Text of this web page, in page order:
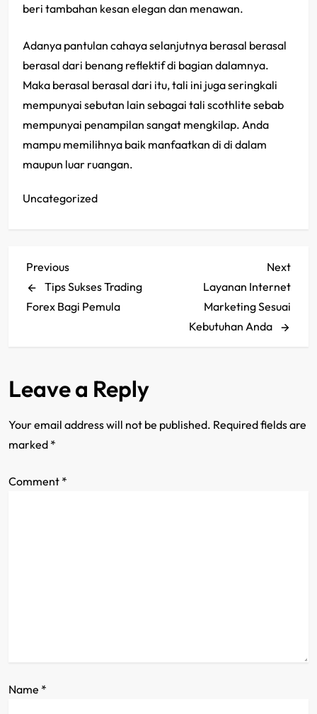
beri tambahan kesan elegan dan menawan.
Adanya pantulan cahaya selanjutnya berasal berasal
berasal dari benang reflektif di bagian dalamnya.
Maka berasal berasal dari itu, tali ini juga seringkali
mempunyai sebutan lain sebagai tali scothlite sebab
mempunyai penampilan sangat mengkilap. Anda
mampu memilihnya baik manfaatkan di di dalam
maupun luar ruangan.
Uncategorized
P
o
n
a
v
i
Previous
Post
Previous
Tips Sukses Trading
Forex Bagi Pemula
Next
Post
Next
Layanan Internet
Marketing Sesuai
Kebutuhan Anda
Leave a Reply
Your email address will not be published. Required fields are
marked *
Comment *
Name *